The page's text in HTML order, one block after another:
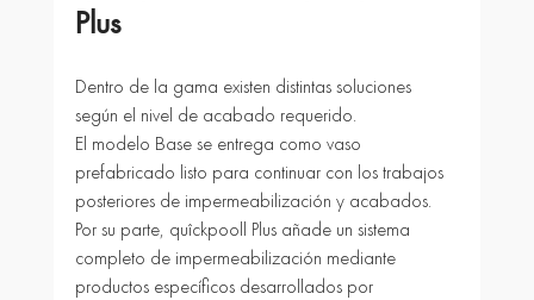
Plus
Dentro de la gama existen distintas soluciones
según el nivel de acabado requerido.
El modelo Base se entrega como vaso
prefabricado listo para continuar con los trabajos
posteriores de impermeabilización y acabados.
Por su parte, quîckpooll Plus añade un sistema
completo de impermeabilización mediante
productos específicos desarrollados por